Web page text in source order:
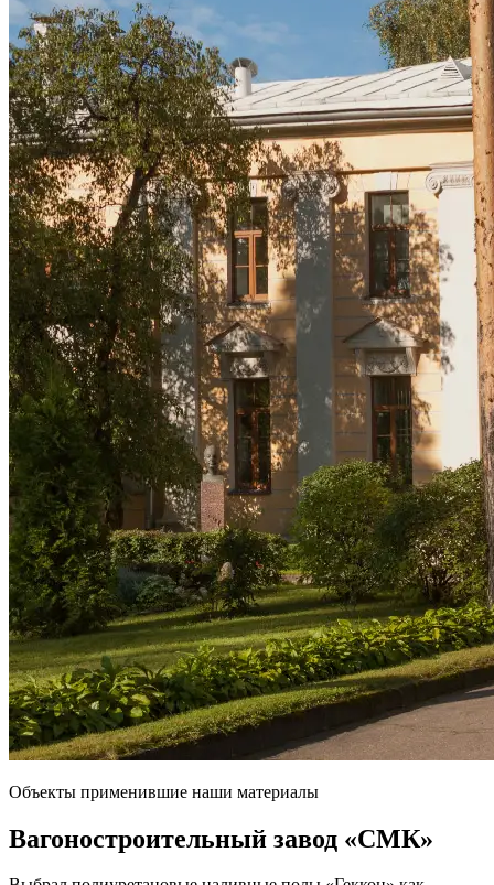
Объекты применившие наши материалы
Вагоностроительный завод «СМК»